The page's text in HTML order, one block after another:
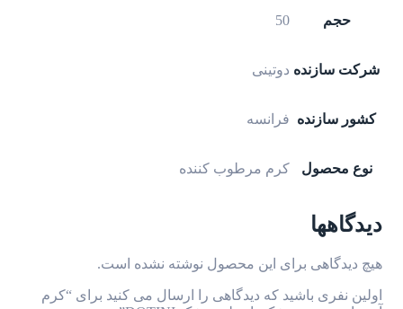
حجم 50
شرکت سازنده دوتینی
کشور سازنده فرانسه
نوع محصول کرم مرطوب کننده
دیدگاهها
هیچ دیدگاهی برای این محصول نوشته نشده است.
اولین نفری باشید که دیدگاهی را ارسال می کنید برای “کرم